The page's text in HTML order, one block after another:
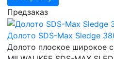
Предзаказ
Долото SDS-Max Sledge
Долото плоское широкое